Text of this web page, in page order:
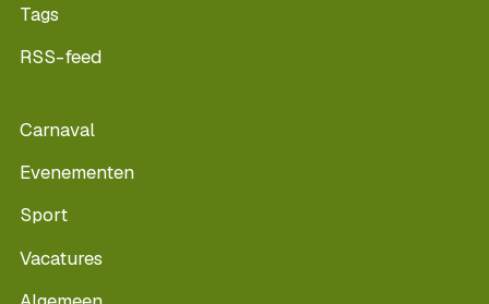
Tags
RSS-feed
Carnaval
Evenementen
Sport
Vacatures